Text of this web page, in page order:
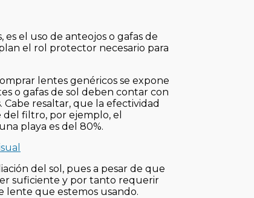
el uso de anteojos o gafas de
el rol protector necesario para
lentes genéricos se expone
o gafas de sol deben contar con
resaltar, que la efectividad
filtro, por ejemplo, el
playa es del 80%.
del sol, pues a pesar de que
suficiente y por tanto requerir
lente que estemos usando.